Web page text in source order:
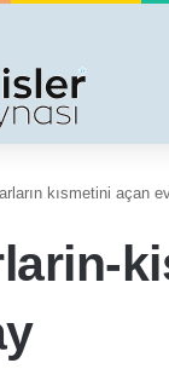
kısmetini açan